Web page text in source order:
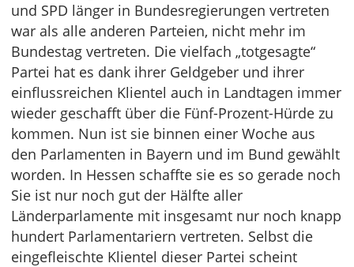
und SPD länger in Bundesregierungen vertreten
war als alle anderen Parteien, nicht mehr im
Bundestag vertreten. Die vielfach „totgesagte“
Partei hat es dank ihrer Geldgeber und ihrer
einflussreichen Klientel auch in Landtagen immer
wieder geschafft über die Fünf-Prozent-Hürde zu
kommen. Nun ist sie binnen einer Woche aus
den Parlamenten in Bayern und im Bund gewählt
worden. In Hessen schaffte sie es so gerade noch
Sie ist nur noch gut der Hälfte aller
Länderparlamente mit insgesamt nur noch knapp
hundert Parlamentariern vertreten. Selbst die
eingefleischte Klientel dieser Partei scheint